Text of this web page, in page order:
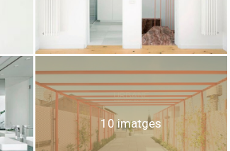
10 imatges
Sempre
pròpies per recopilar informació amb la finalitat
continua navegant, suposa l'acceptació de la
la possibilitat de configurar el navegador podent, si